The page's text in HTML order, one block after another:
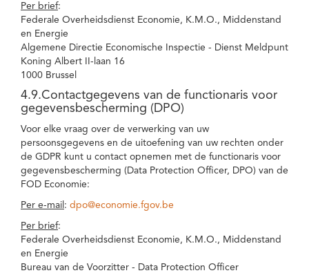
Per brief:
Federale Overheidsdienst Economie, K.M.O., Middenstand
en Energie
Algemene Directie Economische Inspectie - Dienst Meldpunt
Koning Albert II-laan 16
1000 Brussel
4.9.Contactgegevens van de functionaris voor
gegevensbescherming (DPO)
Voor elke vraag over de verwerking van uw
persoonsgegevens en de uitoefening van uw rechten onder
de GDPR kunt u contact opnemen met de functionaris voor
gegevensbescherming (Data Protection Officer, DPO) van de
FOD Economie:
Per e-mail : dpo@economie.fgov.be
Per brief:
Federale Overheidsdienst Economie, K.M.O., Middenstand
en Energie
Bureau van de Voorzitter - Data Protection Officer